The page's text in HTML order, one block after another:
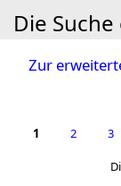
Die
Zur
1 2 3